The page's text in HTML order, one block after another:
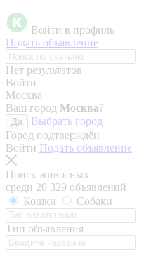
Войти в профиль
Подать объявление
Нет результатов
Войти
Москва
Ваш город Москва?
Да
Выбрать город
Город подтверждён
Войти Подать объявление
Поиск животных
среди 20 329 объявлений
Кошки
Собаки
Тип объявления